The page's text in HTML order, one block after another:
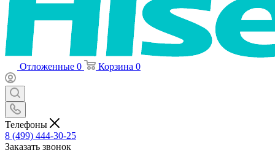
Отложенные 0 Корзина 0
Телефоны
8 (499) 444-30-25
Заказать звонок